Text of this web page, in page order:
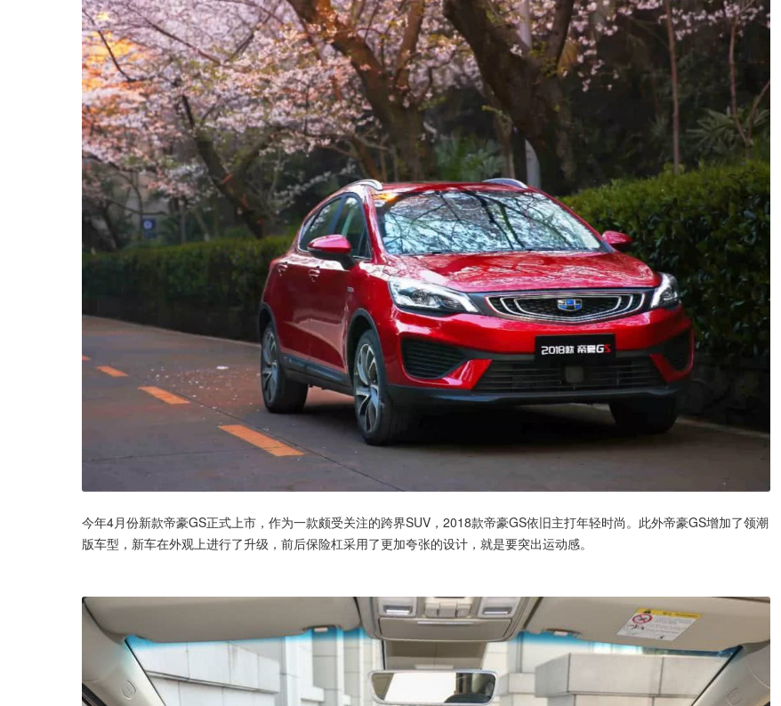
今年4月份新款帝豪GS正式上市，作为一款颇受关注的跨界SUV，2018款帝豪GS依旧主打年轻时尚。此外帝豪GS增加了领潮
版车型，新车在外观上进行了升级，前后保险杠采用了更加夸张的设计，就是要突出运动感。